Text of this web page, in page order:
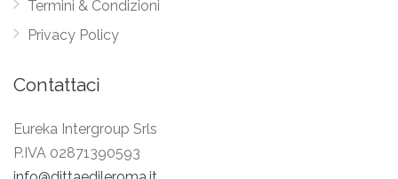
Termini & Condizioni
Privacy Policy
Contattaci
Eureka Intergroup Srls
P.IVA 02871390593